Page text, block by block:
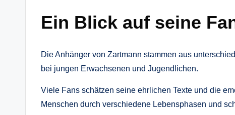
Ein Blick auf seine
Die Anhänger von Zartmann stammen aus
bei jungen Erwachsenen und Jugendlichen.
Viele Fans schätzen seine ehrlichen Texte und die
Menschen durch verschiedene Lebensphasen und